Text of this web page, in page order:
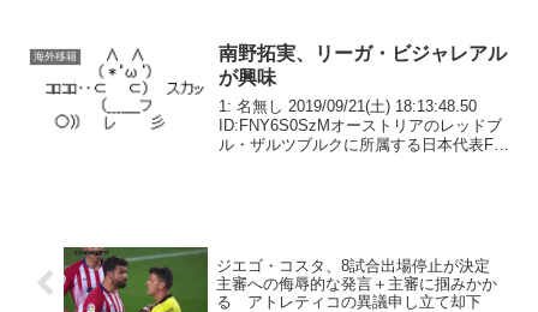
前監督の退任に伴い、...
海外移籍
南野拓実、リーガ・ビジャレアル
が興味
1: 名無し 2019/09/21(土) 18:13:48.50
ID:FNY6S0SzMオーストリアのレッドブ
ル・ザルツブルクに所属する日本代表FW
ジエゴ・コスタ、8試合出場停止が決定
主審への侮辱的な発言＋主審に掴みかか
る アトレティコの異議申し立て却下